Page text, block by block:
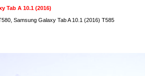
Tab A 10.1 (2016)
Samsung Galaxy Tab A 10.1 (2016) T585